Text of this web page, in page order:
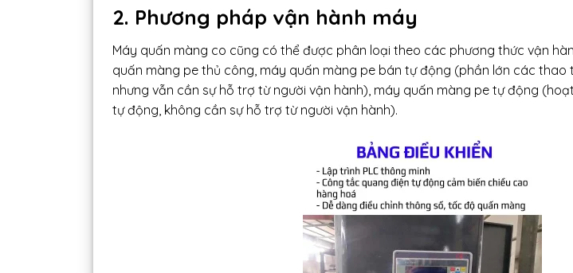
2. Phương pháp vận hành máy
Máy quấn màng co cũng có thể được phân loại theo các phương thức vận
quấn màng pe thủ công, máy quấn màng pe bán tự động (phần lớn các
nhưng vẫn cần sự hỗ trợ từ người vận hành), máy quấn màng pe tự động
tự động, không cần sự hỗ trợ từ người vận hành).